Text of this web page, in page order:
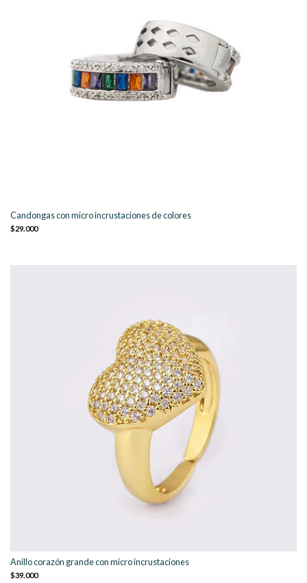
Candongas con micro incrustaciones de colores
$29.000
Anillo corazón grande con micro incrustaciones
$39.000